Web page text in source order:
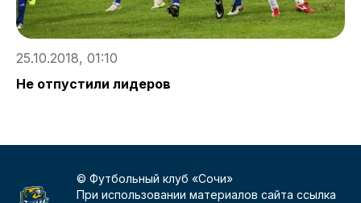
25.10.2018, 01:10
Не отпустили лидеров
© Футбольный клуб «Сочи»
При использовании материалов сайта ссылка